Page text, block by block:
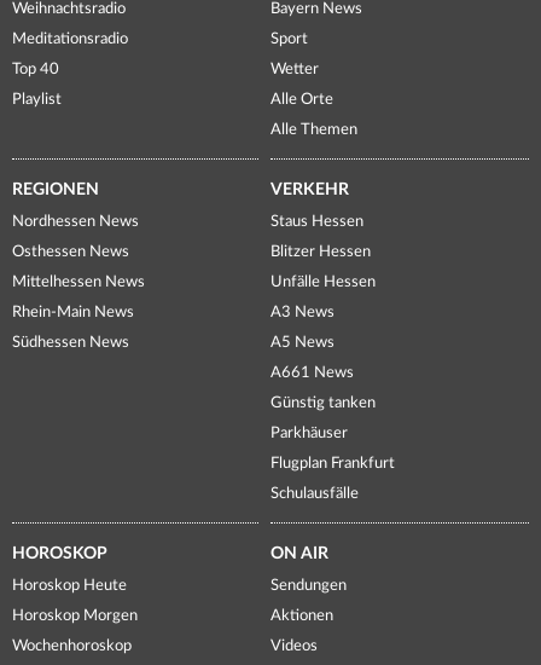
Weihnachtsradio
Meditationsradio
Top 40
Playlist
Bayern News
Sport
Wetter
Alle Orte
Alle Themen
REGIONEN
Nordhessen News
Osthessen News
Mittelhessen News
Rhein-Main News
Südhessen News
VERKEHR
Staus Hessen
Blitzer Hessen
Unfälle Hessen
A3 News
A5 News
A661 News
Günstig tanken
Parkhäuser
Flugplan Frankfurt
Schulausfälle
HOROSKOP
Horoskop Heute
Horoskop Morgen
Wochenhoroskop
ON AIR
Sendungen
Aktionen
Videos